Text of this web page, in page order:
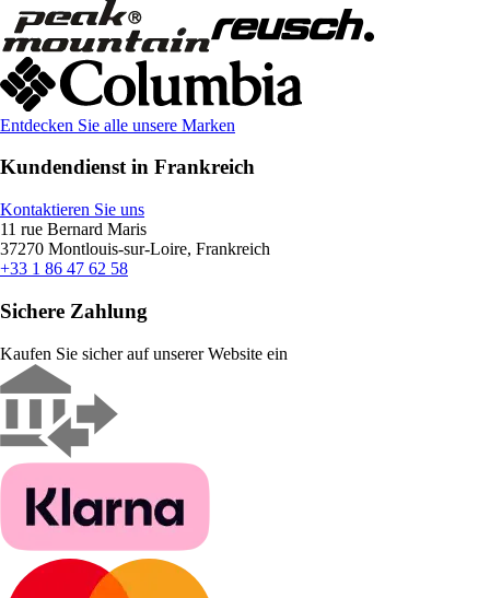
Entdecken Sie alle unsere Marken
Kundendienst in Frankreich
Kontaktieren Sie uns
11 rue Bernard Maris
37270 Montlouis-sur-Loire, Frankreich
+33 1 86 47 62 58
Sichere Zahlung
Kaufen Sie sicher auf unserer Website ein